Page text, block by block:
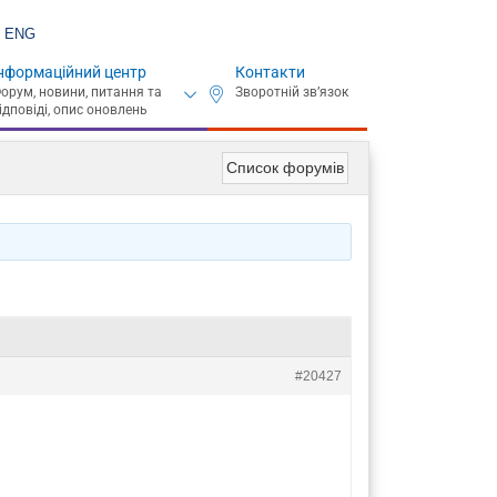
ENG
центр Контакти
Список форумів
#20427